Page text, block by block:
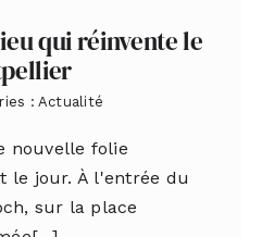
qui réinvente le
: Actualité
nouvelle folie
le jour. À l'entrée du
sur la place